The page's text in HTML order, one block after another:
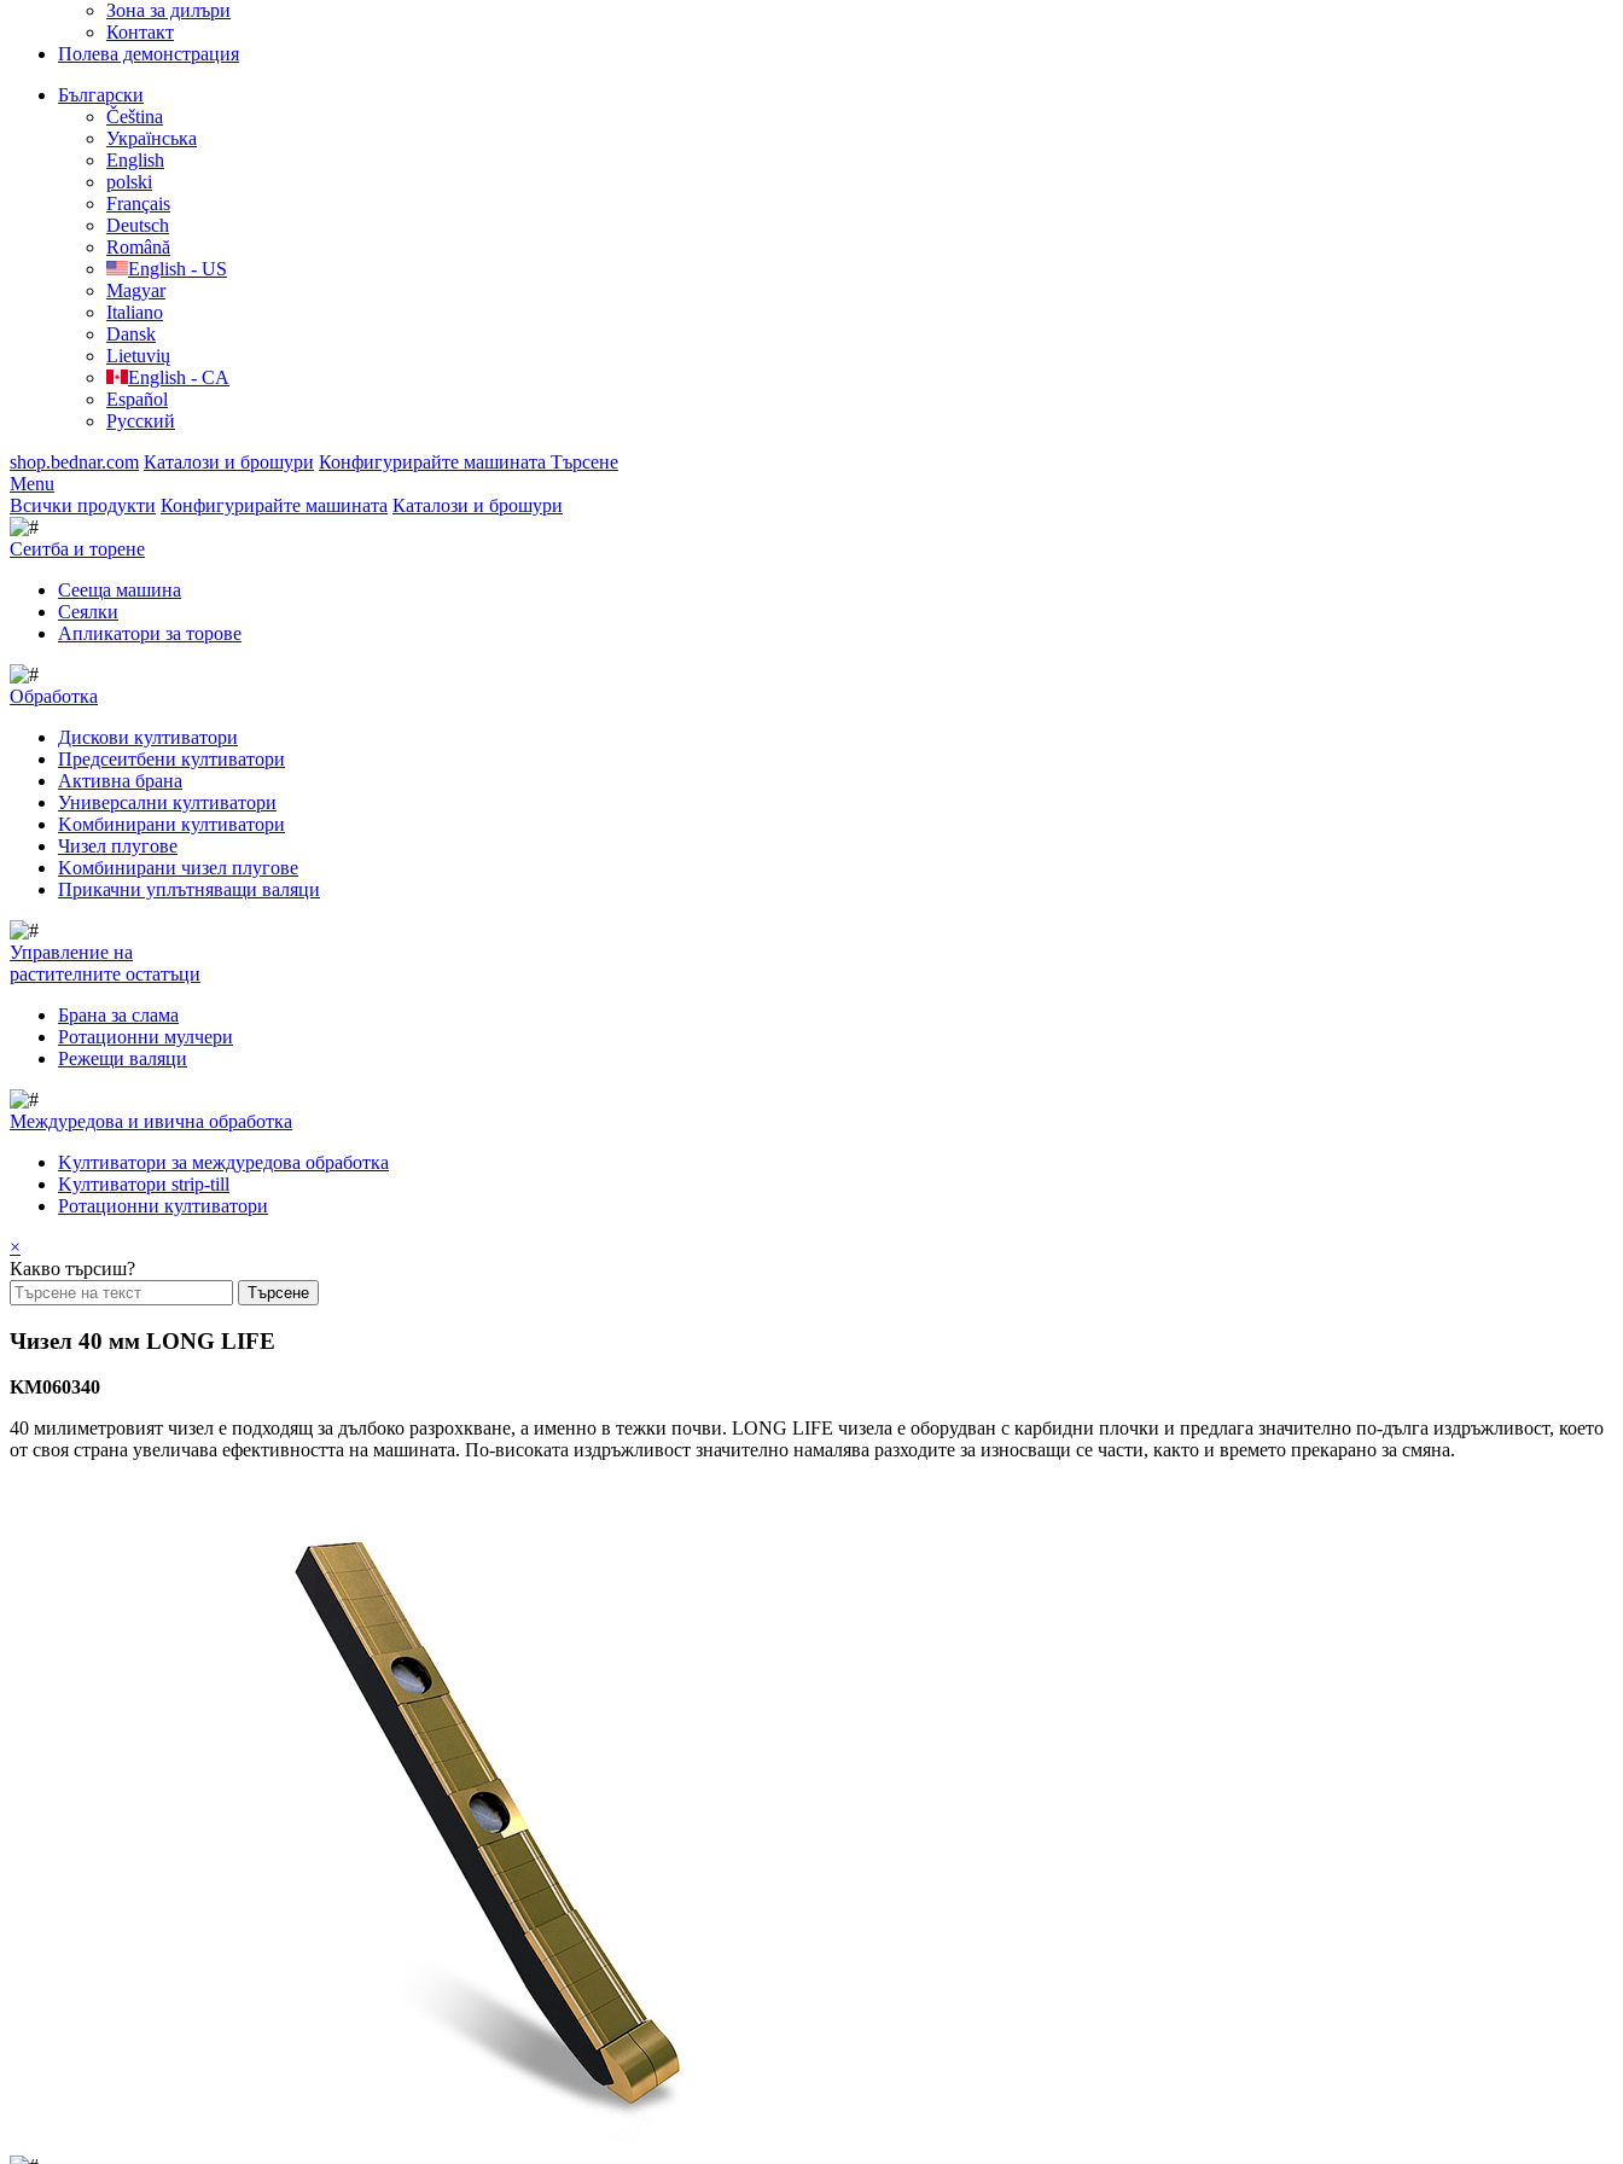
Зона за дилъри
Контакт
Полева демонстрация
Български
Čeština
Українська
English
polski
Français
Deutsch
Română
English - US
Magyar
Italiano
Dansk
Lietuvių
English - CA
Español
Русский
shop.bednar.com Каталози и брошури Конфигурирайте машината Търсене
Menu
Всички продукти Конфигурирайте машината Каталози и брошури
Сеитба и торене
Cееща машина
Cеялки
Апликатори за торове
Обработка
Дискови култиватори
Предсеитбени култиватори
Активна брана
Универсални култиватори
Kомбинирани култиватори
Чизел плугове
Kомбинирани чизел плугове
Прикачни уплътняващи валяци
Управление на
растителните остатъци
Брана за слама
Pотационни мулчери
Режещи валяци
Междуредова и ивична обработка
Kултиватори за междуредова обработка
Kултиватори strip-till
Ротационни култиватори
×
Какво търсиш?
Чизел 40 мм LONG LIFE
KM060340
40 милиметровият чизел е подходящ за дълбоко разрохкване, а именно в тежки почви. LONG LIFE чизела е оборудван с карбидни плочки и предлага значително по-дълга издръжливост, което
от своя страна увеличава ефективността на машината. По-високата издръжливост значително намалява разходите за износващи се части, както и времето прекарано за смяна.